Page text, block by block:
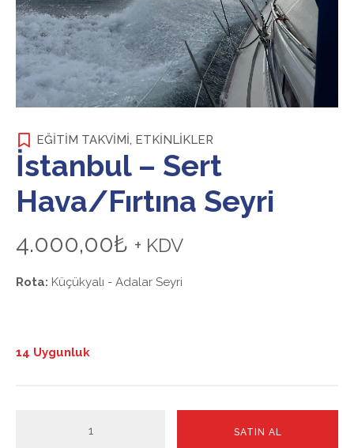
EĞITIM TAKVIMI, ETKİNLİKLER
İstanbul – Sert
Hava/Fırtına Seyri
4.000,00₺ + KDV
Rota: Küçükyalı - Adalar Seyri
14 Uygunluk
SATIN AL